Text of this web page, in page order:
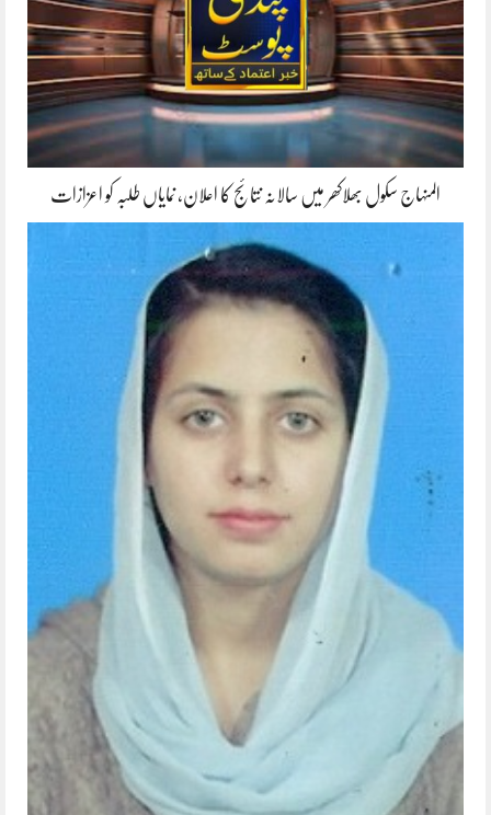
المنہاج سکول بھلاکھر میں سالانہ نتائج کا اعلان، نمایاں طلبہ کو اعزازات